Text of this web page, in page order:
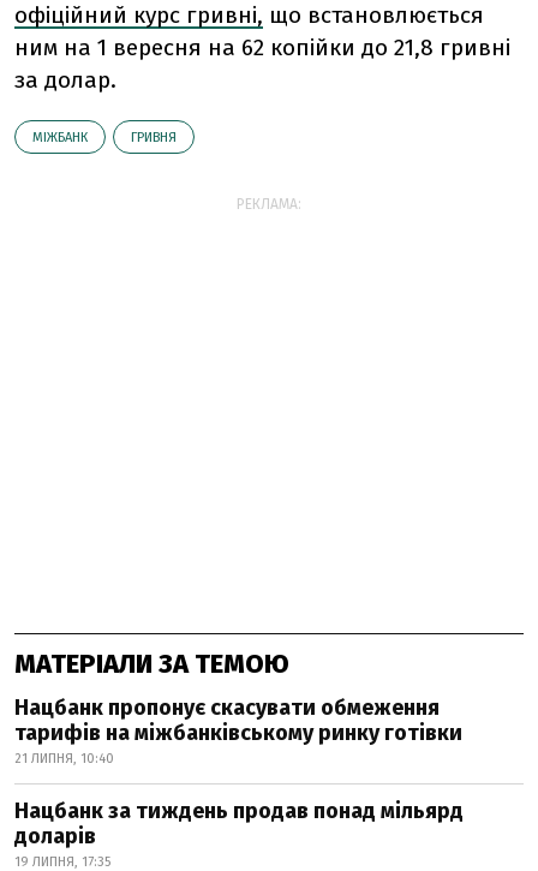
офіційний курс гривні, що встановлюється
ним на 1 вересня на 62 копійки до 21,8 гривні
за долар.
МІЖБАНК ГРИВНЯ
РЕКЛАМА:
МАТЕРІАЛИ ЗА ТЕМОЮ
Нацбанк пропонує скасувати обмеження
тарифів на міжбанківському ринку готівки
21 ЛИПНЯ, 10:40
Нацбанк за тиждень продав понад мільярд
доларів
19 ЛИПНЯ, 17:35